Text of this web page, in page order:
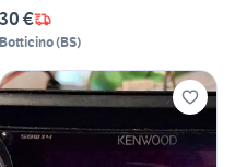
30 €
Botticino(BS)